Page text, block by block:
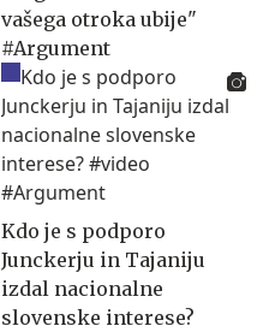
vašega otroka ubije"
#Argument
Kdo je s podporo
Junckerju in Tajaniju
izdal nacionalne
slovenske interese?